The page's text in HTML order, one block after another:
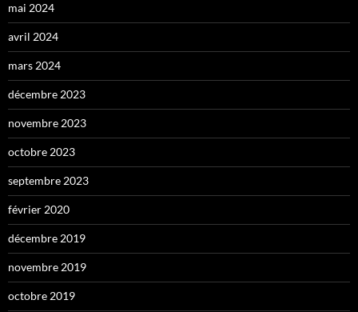
mai 2024
avril 2024
mars 2024
décembre 2023
novembre 2023
octobre 2023
septembre 2023
février 2020
décembre 2019
novembre 2019
octobre 2019